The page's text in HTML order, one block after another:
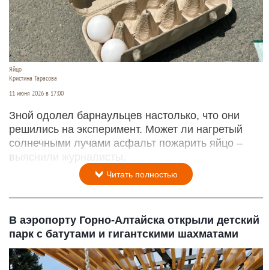
Яйцо
Кристина Тарасова
11 июня 2026 в 17:00
Зной одолел барнаульцев настолько, что они
решились на эксперимент. Может ли нагретый
солнечными лучами асфальт пожарить яйцо –
выяснили журналисты.
Читать полностью
В аэропорту Горно-Алтайска открыли детский
парк с батутами и гигантскими шахматами